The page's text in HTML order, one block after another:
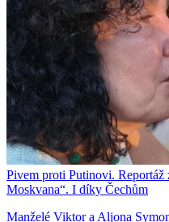
Pivem proti Putinovi. Reportáž
Moskvana“. I díky Čechům
Manželé Viktor a Aljona